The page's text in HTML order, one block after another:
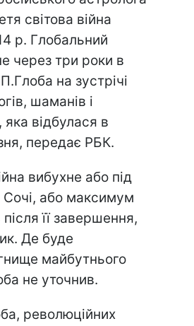
світова війна
р. Глобальний
через три роки в
на зустрічі
шаманів і
яка відбулася в
передає РБК.
вибухне або під
Сочі, або максимум
її завершення,
Де буде
майбутнього
не уточнив.
революційних